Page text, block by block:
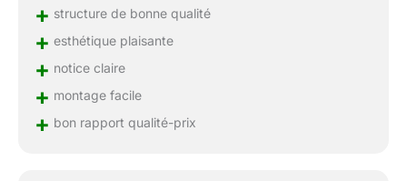
+ structure de bonne qualité
+ esthétique plaisante
+ notice claire
+ montage facile
+ bon rapport qualité-prix